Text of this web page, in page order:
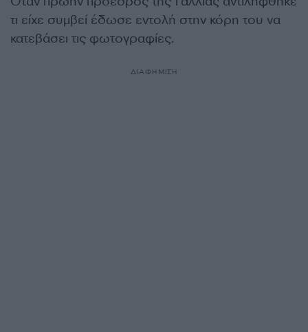
τι είχε συμβεί έδωσε εντολή στην κόρη του να
κατεβάσει τις φωτογραφίες.
ΔΙΑΦΗΜΙΣΗ